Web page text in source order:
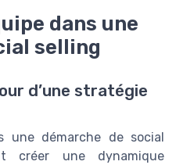
dans une
selling
d’une stratégie
une démarche de social
créer une dynamique